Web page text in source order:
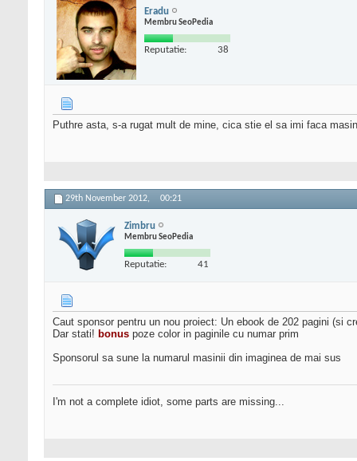
Eradu
Membru SeoPedia
Reputatie: 38
Puthre asta, s-a rugat mult de mine, cica stie el sa imi faca
29th November 2012, 00:21
Zimbru
Membru SeoPedia
Reputatie: 41
Caut sponsor pentru un nou proiect: Un ebook de 202 pagini (si
Dar stati! bonus poze color in paginile cu numar prim
Sponsorul sa sune la numarul masinii din imaginea de mai sus
I'm not a complete idiot, some parts are missing...